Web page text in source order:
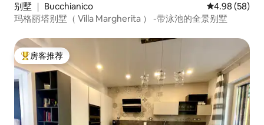
别墅 ｜ Bucchianico 平均评分 4.98
4.98 (58)
玛格丽塔别墅（ Villa Margherita ） -带泳池的全景别墅
热门「房客推荐」
房客推荐